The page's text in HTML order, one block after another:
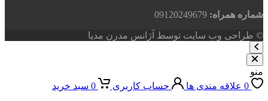
شماره همراه:
© طراحی وب سایت توسط آژانس مدرن مدیا
منو
0 علاقه مندی ها حساب کاربری 0 سبد خرید